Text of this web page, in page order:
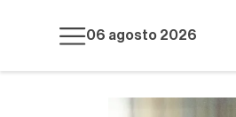
06 agosto 2026